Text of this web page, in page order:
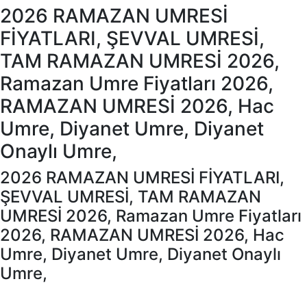
2026 RAMAZAN UMRESİ
FİYATLARI, ŞEVVAL UMRESİ,
TAM RAMAZAN UMRESİ 2026,
Ramazan Umre Fiyatları 2026,
RAMAZAN UMRESİ 2026, Hac
Umre, Diyanet Umre, Diyanet
Onaylı Umre,
2026 RAMAZAN UMRESİ FİYATLARI,
ŞEVVAL UMRESİ, TAM RAMAZAN
UMRESİ 2026, Ramazan Umre Fiyatları
2026, RAMAZAN UMRESİ 2026, Hac
Umre, Diyanet Umre, Diyanet Onaylı
Umre,